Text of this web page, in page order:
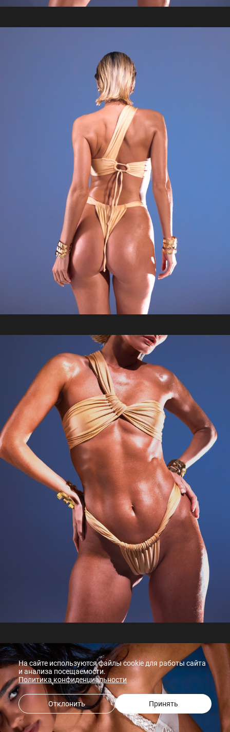
На сайте используются файлы cookie для работы сайта
и анализа посещаемости.
Политика конфиденциальности
Отклонить Принять